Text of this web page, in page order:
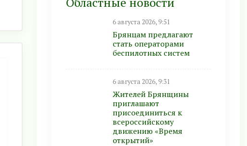
6 августа 2026, 9:51
Брянцам предлагают
стать оперaторами
бeспилотных систeм
6 августа 2026, 9:31
Жителей Брянщины
приглашают
присоединиться к
всероссийскому
движению «Время
открытий»